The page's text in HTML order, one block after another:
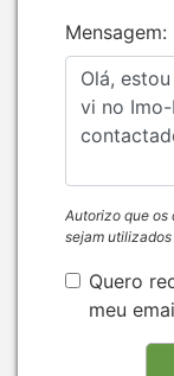
Mensagem:
Autorizo que os
sejam utilizados
Quero
meu